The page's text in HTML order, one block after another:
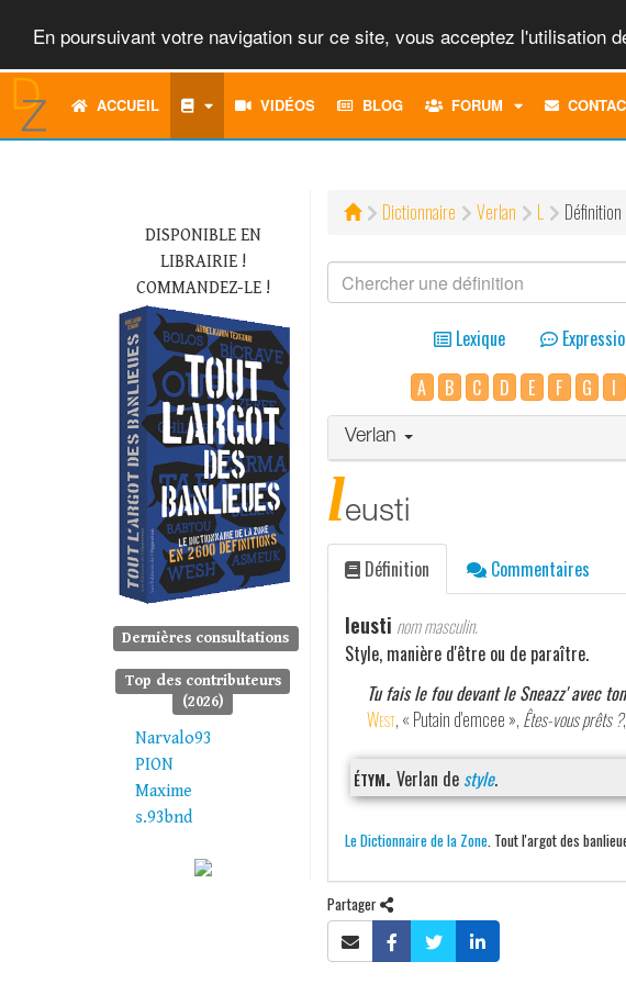
En poursuivant votre navigation sur ce site, vous acceptez l'utilisation
ACCUEIL VIDÉOS BLOG FORUM
TOGGLE
DISPONIBLE EN
LIBRAIRIE !
COMMANDEZ-LE !
Dernières consultations
Top des contributeurs
(2026)
Narvalo93
PION
Maxime
s.93bnd
Dictionnaire Verlan L
Lexique
A
B C D E F G I
Verlan
leusti
Définition Commentaires
leusti nom masculin.
Style, manière d'être ou de paraître.
Tu fais le fou devant le Sneazz' avec
West, « Putain d'emcee », Êtes-vous prêts ?
étym. Verlan de style.
Le Dictionnaire de la Zone. Tout l'argot des
Partager